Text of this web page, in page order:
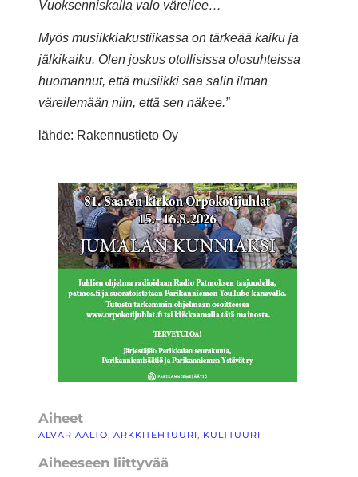
Vuoksenniskalla valo väreilee…
Myös musiikkiakustiikassa on tärkeää kaiku ja
jälkikaiku. Olen joskus otollisissa olosuhteissa
huomannut, että musiikki saa salin ilman
väreilemään niin, että sen näkee.”
lähde: Rakennustieto Oy
Aiheet
ALVAR AALTO, ARKKITEHTUURI, KULTTUURI
Aiheeseen liittyvää